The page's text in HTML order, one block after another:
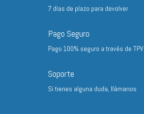
7 días de plazo para devolver
Pago Seguro
Pago 100% seguro a través de TPV
Soporte
Si tienes alguna duda, llámanos